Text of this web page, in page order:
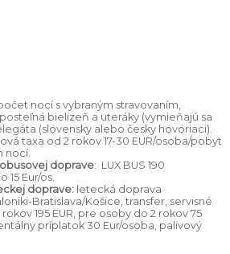
nocí s vybraným stravovaním,
bielizeň a uteráky (vymieňajú sa
(slovensky alebo česky hovoriaci).
taxa od 2 rokov 17-30 EUR/osoba/pobyt
nocí.
doprave: LUX BUS 190
15 Eur/os.
doprave: letecká doprava
Bratislava/Košice, transfer, servisné
195 EUR, pre osoby do 2 rokov 75
príplatok 30 Eur/osoba, palivový